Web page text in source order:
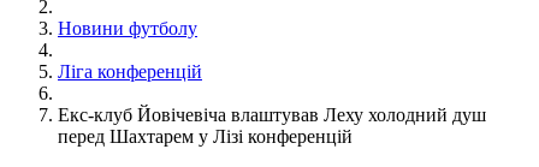
Новини футболу
Ліга конференцій
Екс-клуб Йовічевіча влаштував Леху холодний душ
перед Шахтарем у Лізі конференцій